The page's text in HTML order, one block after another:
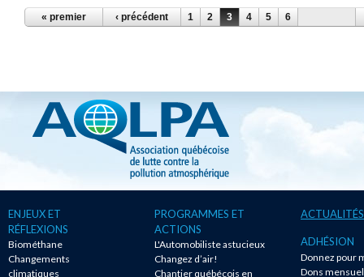
PAGES
« premier ‹ précédent 1 2 3 4 5 6
ENJEUX ET
RÉFLEXIONS
Biométhane
Changements
climatiques
PROGRAMMES ET
ACTIONS
L'Automobiliste astucieux
Changez d’air!
Chantier québécois en
ACTUALITÉS
ADHÉSION
Donnez pour
Dons